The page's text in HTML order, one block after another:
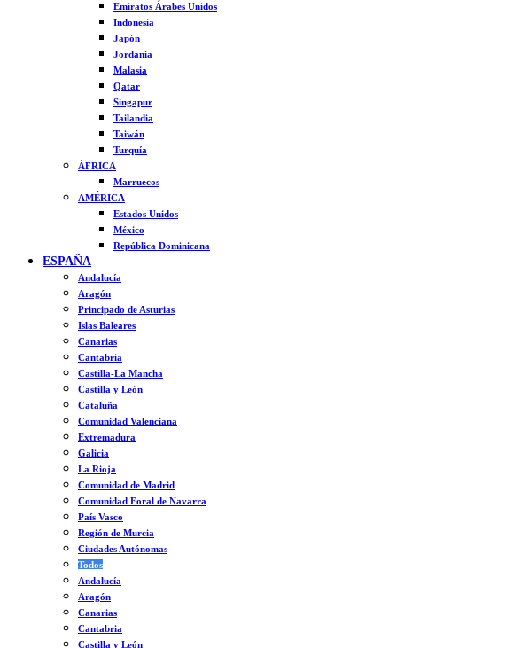
Emiratos Árabes Unidos
Indonesia
Japón
Jordania
Malasia
Qatar
Singapur
Tailandia
Taiwán
Turquía
ÁFRICA
Marruecos
AMÉRICA
Estados Unidos
México
República Dominicana
ESPAÑA
Andalucía
Aragón
Principado de Asturias
Islas Baleares
Canarias
Cantabria
Castilla-La Mancha
Castilla y León
Cataluña
Comunidad Valenciana
Extremadura
Galicia
La Rioja
Comunidad de Madrid
Comunidad Foral de Navarra
País Vasco
Región de Murcia
Ciudades Autónomas
Todos
Andalucía
Aragón
Canarias
Cantabria
Castilla y León